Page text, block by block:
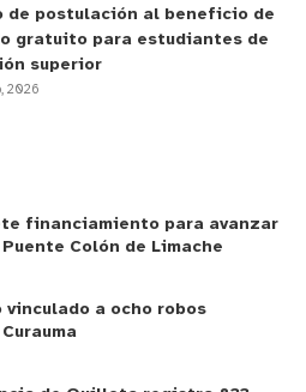
de postulación al beneficio de
gratuito para estudiantes de
superior
2026
financiamiento para avanzar
Colón de Limache
vinculado a ocho robos